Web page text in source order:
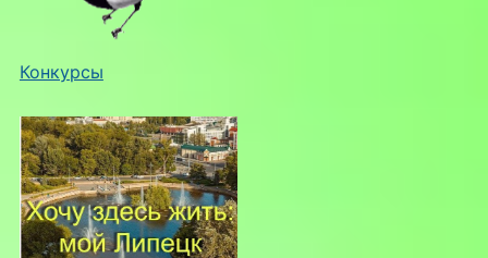
Конкурсы